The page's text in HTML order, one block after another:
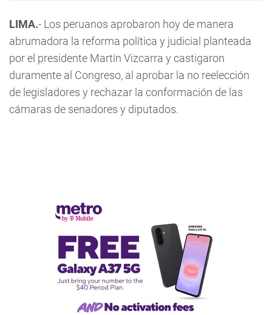
LIMA.- Los peruanos aprobaron hoy de manera
abrumadora la reforma política y judicial planteada
por el presidente Martín Vizcarra y castigaron
duramente al Congreso, al aprobar la no reelección
de legisladores y rechazar la conformación de las
cámaras de senadores y diputados.